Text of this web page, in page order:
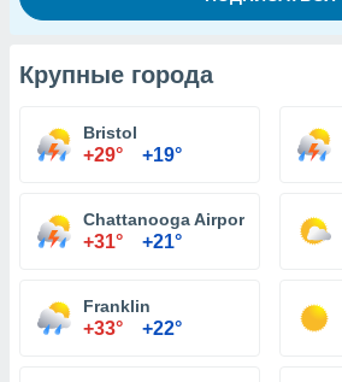
Крупные города
Bristol
+29° +19°
Chattanooga Airport
+31° +21°
Franklin
+33° +22°